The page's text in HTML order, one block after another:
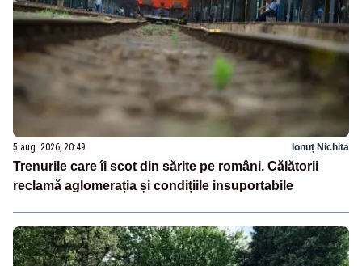
5 aug. 2026, 20:49 Ionuț Nichita
Trenurile care îi scot din sărite pe români. Călătorii
reclamă aglomerația și condițiile insuportabile